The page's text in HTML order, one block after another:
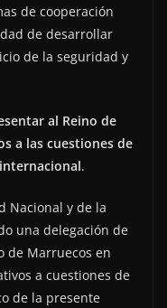
de cooperación
de desarrollar
de la seguridad y
al Reino de
a las cuestiones de
.
Nacional y de la
una delegación de
de Marruecos en
a cuestiones de
de la presente